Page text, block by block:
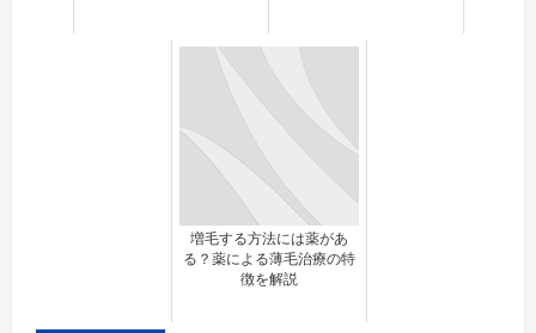
増毛する方法には薬があ
る？薬による薄毛治療の特
徴を解説